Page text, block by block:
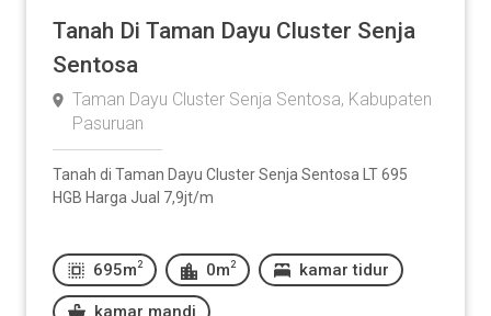
Tanah Di Taman Dayu Cluster Senja
Sentosa
Taman Dayu Cluster Senja Sentosa, Kabupaten
Pasuruan
Tanah di Taman Dayu Cluster Senja Sentosa LT 695
HGB Harga Jual 7,9jt/m
695m 2 0m 2 kamar tidur
kamar mandi